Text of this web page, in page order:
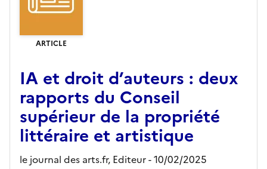
ARTICLE
IA et droit d’auteurs : deux
rapports du Conseil
supérieur de la propriété
littéraire et artistique
le journal des arts.fr, Editeur- 10/02/2025